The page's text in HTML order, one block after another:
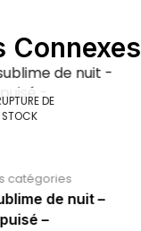
Connexes
DE
STOCK
catégories
de nuit –
–